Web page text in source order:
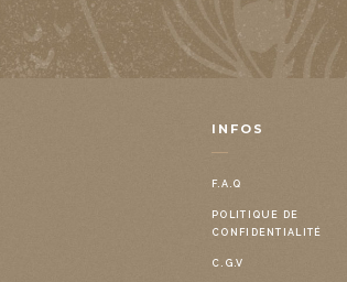
INFOS
F.A.Q
POLITIQUE DE
CONFIDENTIALITÉ
C.G.V